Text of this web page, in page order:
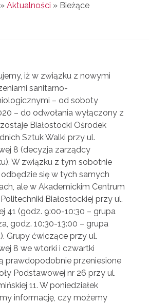
Aktualności » Bieżące
iż w związku z nowymi
sanitarno-
– od soboty
– do odwołania wyłączony z
Białostocki Ośrodek
Sztuk Walki przy ul.
8 (decyzja zarządcy
W związku z tym sobotnie
się w tych samych
ale w Akademickim Centrum
Białostockiej przy ul.
41 (godz. 9:00-10:30 – grupa
godz. 10:30-13:00 – grupa
Grupy ćwiczące przy ul.
8 we wtorki i czwartki
prawdopodobnie przeniesione
Podstawowej nr 26 przy ul.
11. W poniedziałek
informację, czy możemy